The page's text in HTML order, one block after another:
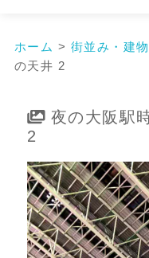
ホーム > 街並み・建物
の天井 2
夜の大阪駅
2